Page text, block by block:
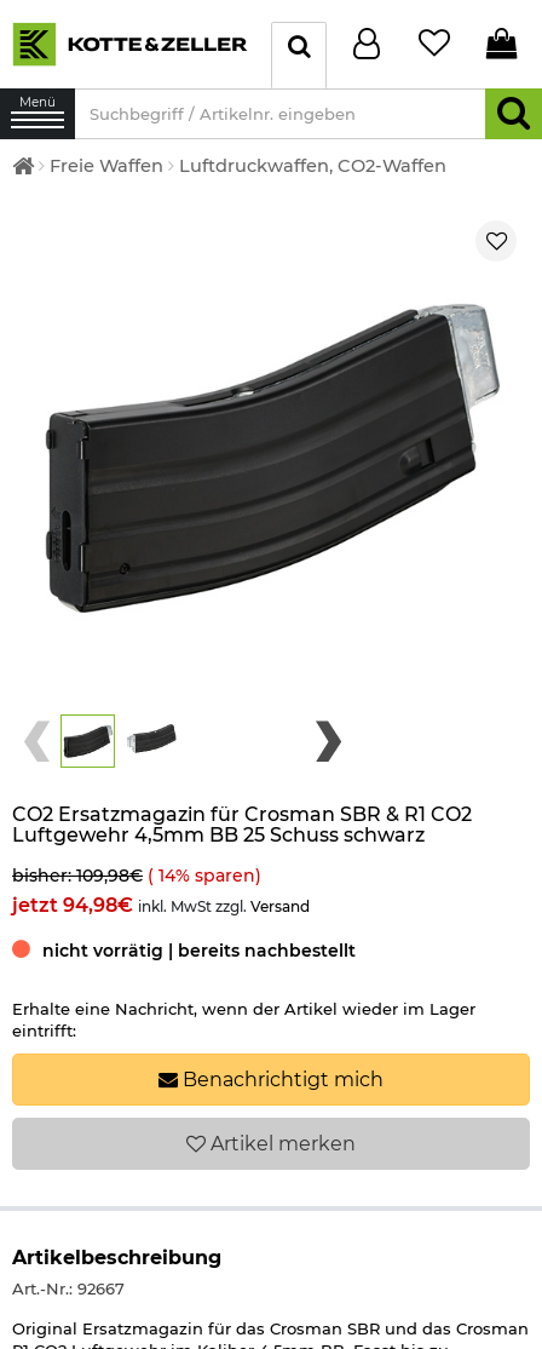
Menü
Freie Waffen Luftdruckwaffen, CO2-Waffen
CO2 Ersatzmagazin für Crosman SBR & R1 CO2
Luftgewehr 4,5mm BB 25 Schuss schwarz
bisher: 109,98€ ( 14% sparen)
jetzt 94,98€ inkl. MwSt zzgl. Versand
nicht vorrätig | bereits nachbestellt
Erhalte eine Nachricht, wenn der Artikel wieder im Lager
eintrifft:
Benachrichtigt mich
Artikel merken
Artikelbeschreibung
Art.-Nr.: 92667
Original Ersatzmagazin für das Crosman SBR und das Crosman